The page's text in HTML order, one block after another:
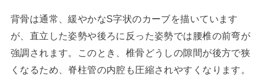
背骨は通常、緩やかなS字状のカーブを描いています
が、直立した姿勢や後ろに反った姿勢では腰椎の前弯が
強調されます。このとき、椎骨どうしの隙間が後方で狭
くなるため、脊柱管の内腔も圧縮されやすくなります。